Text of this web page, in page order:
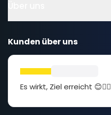
Kunden über uns
Es wirkt, Ziel erreicht 😊👍🏻